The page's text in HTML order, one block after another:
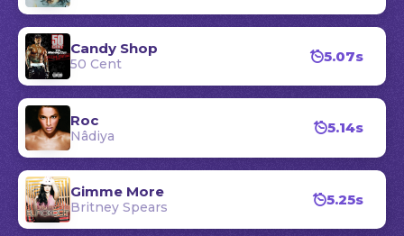
Candy Shop
50 Cent 5.07s
Roc
Nâdiya 5.14s
Gimme More
Britney Spears 5.25s